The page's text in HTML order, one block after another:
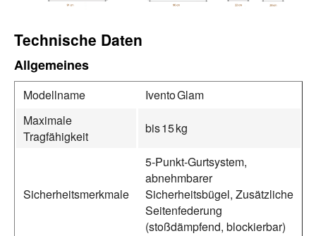
Technische Daten
Allgemeines
Modellname
Ivento Glam
Maximale
Tragfähigkeit
bis 15 kg
Sicherheitsmerkmale
5‑Punkt‑Gurtsystem,
abnehmbarer
Sicherheitsbügel, Zusätzliche
Seitenfederung
(stoßdämpfend, blockierbar)